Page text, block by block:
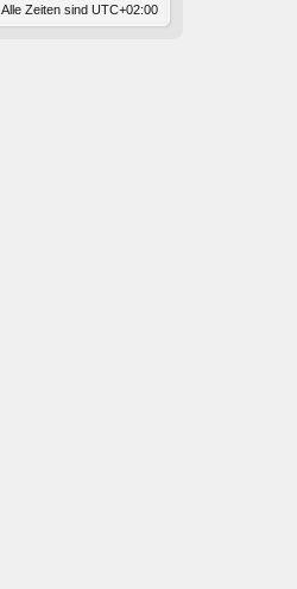
Alle Zeiten sind UTC+02:00